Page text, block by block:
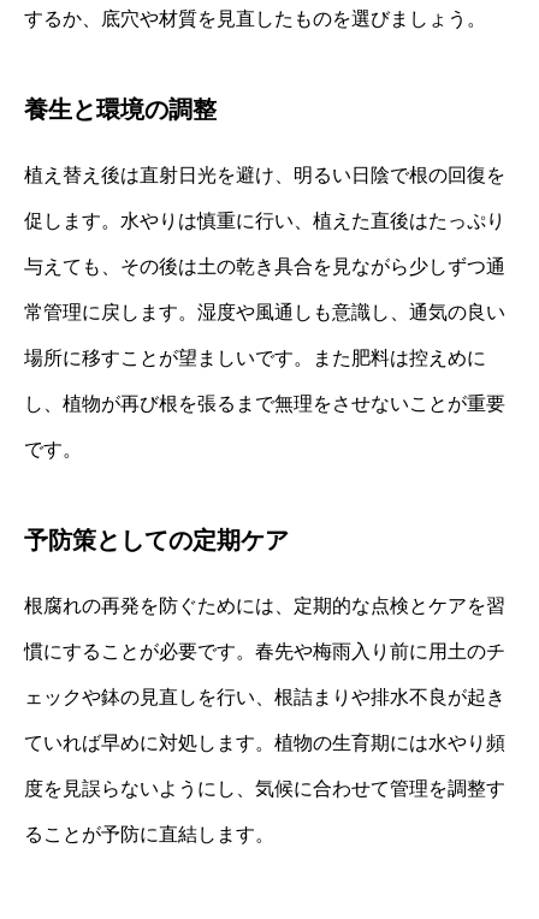
するか、底穴や材質を見直したものを選びましょう。
養生と環境の調整
植え替え後は直射日光を避け、明るい日陰で根の回復を
促します。水やりは慎重に行い、植えた直後はたっぷり
与えても、その後は土の乾き具合を見ながら少しずつ通
常管理に戻します。湿度や風通しも意識し、通気の良い
場所に移すことが望ましいです。また肥料は控えめに
し、植物が再び根を張るまで無理をさせないことが重要
です。
予防策としての定期ケア
根腐れの再発を防ぐためには、定期的な点検とケアを習
慣にすることが必要です。春先や梅雨入り前に用土のチ
ェックや鉢の見直しを行い、根詰まりや排水不良が起き
ていれば早めに対処します。植物の生育期には水やり頻
度を見誤らないようにし、気候に合わせて管理を調整す
ることが予防に直結します。